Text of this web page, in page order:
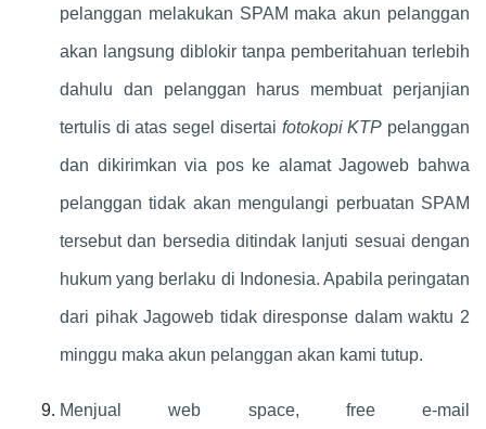
pelanggan melakukan SPAM maka akun pelanggan
akan langsung diblokir tanpa pemberitahuan terlebih
dahulu dan pelanggan harus membuat perjanjian
tertulis di atas segel disertai fotokopi KTP pelanggan
dan dikirimkan via pos ke alamat Jagoweb bahwa
pelanggan tidak akan mengulangi perbuatan SPAM
tersebut dan bersedia ditindak lanjuti sesuai dengan
hukum yang berlaku di Indonesia. Apabila peringatan
dari pihak Jagoweb tidak diresponse dalam waktu 2
minggu maka akun pelanggan akan kami tutup.
Menjual web space, free e-mail